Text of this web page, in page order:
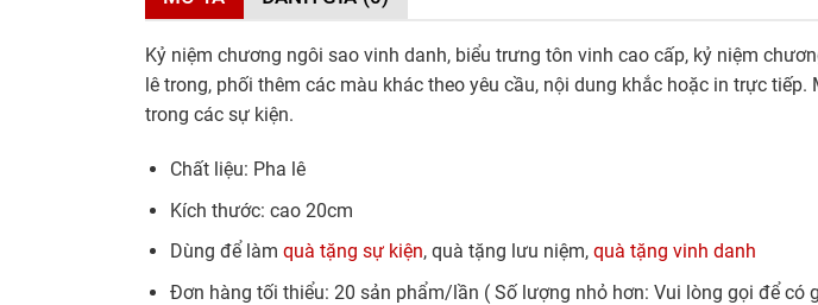
Kỷ niệm chương ngôi sao vinh danh, biểu trưng tôn vinh cao cấp, kỷ niệm
lê trong, phối thêm các màu khác theo yêu cầu, nội dung khắc hoặc in trực
trong các sự kiện.
Chất liệu: Pha lê
Kích thước: cao 20cm
Dùng để làm quà tặng sự kiện, quà tặng lưu niệm, quà tặng vinh danh
Đơn hàng tối thiểu: 20 sản phẩm/lần ( Số lượng nhỏ hơn: Vui lòng gọi để có